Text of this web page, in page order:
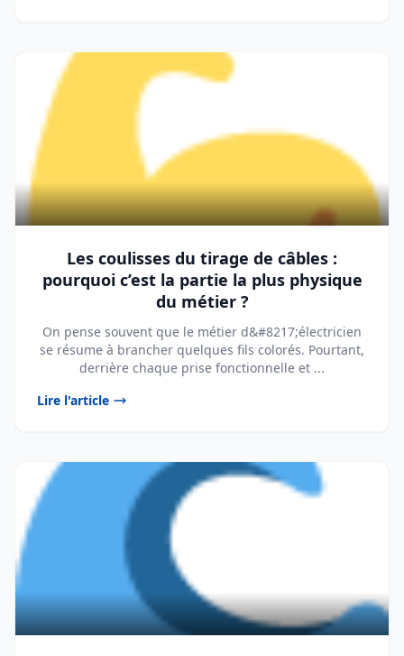
Les coulisses du tirage de câbles :
pourquoi c’est la partie la plus physique
du métier ?
On pense souvent que le métier d&#8217;électricien
se résume à brancher quelques fils colorés. Pourtant,
derrière chaque prise fonctionnelle et ...
Lire l'article